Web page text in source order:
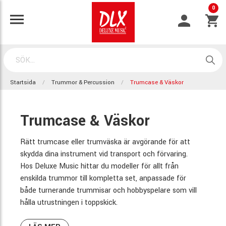
0
Startsida Trummor & Percussion Trumcase & Väskor
Trumcase & Väskor
Rätt trumcase eller trumväska är avgörande för att
skydda dina instrument vid transport och förvaring.
Hos Deluxe Music hittar du modeller för allt från
enskilda trummor till kompletta set, anpassade för
både turnerande trummisar och hobbyspelare som vill
hålla utrustningen i toppskick.